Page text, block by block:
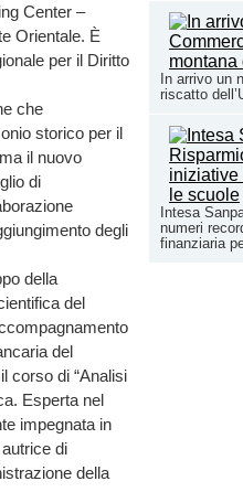
In arrivo un
riscatto
Intesa
numeri
finanziaria
Center –
Orientale. È
per il Diritto
che
storico per il
il nuovo
di
degli
della
del
del
corso di “Analisi
Esperta nel
impegnata in
di
della